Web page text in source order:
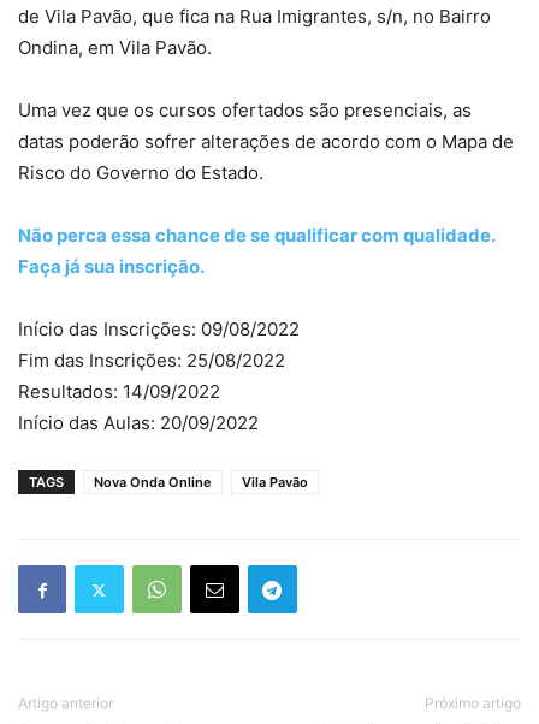
de Vila Pavão, que fica na Rua Imigrantes, s/n, no Bairro
Ondina, em Vila Pavão.
Uma vez que os cursos ofertados são presenciais, as
datas poderão sofrer alterações de acordo com o Mapa de
Risco do Governo do Estado.
Não perca essa chance de se qualificar com qualidade.
Faça já sua inscrição.
Início das Inscrições: 09/08/2022
Fim das Inscrições: 25/08/2022
Resultados: 14/09/2022
Início das Aulas: 20/09/2022
TAGS Nova Onda Online Vila Pavão
Artigo anterior Próximo artigo